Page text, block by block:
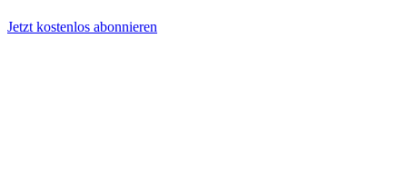
Jetzt kostenlos abonnieren